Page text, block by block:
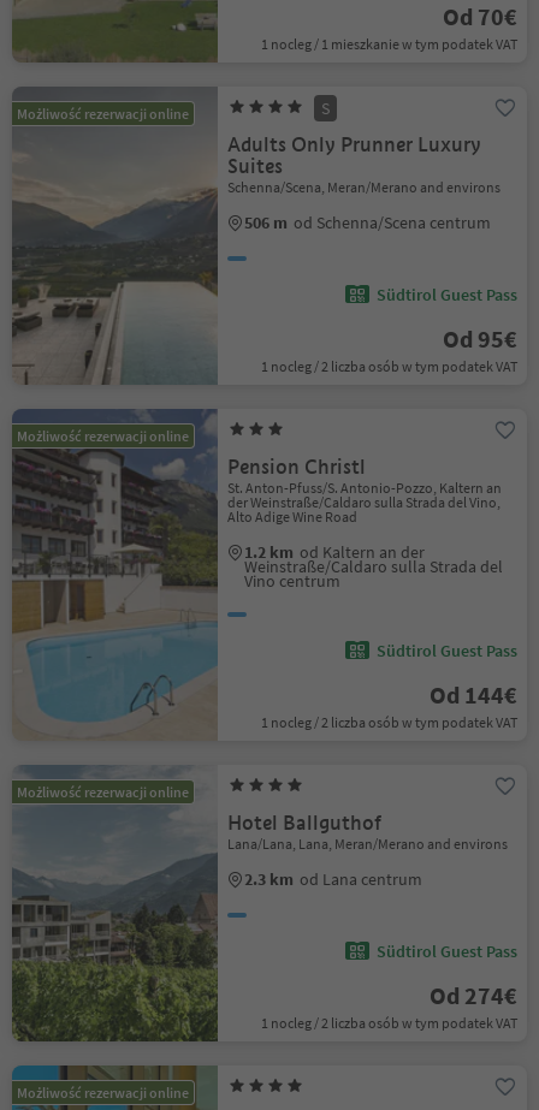
Od 70€
1 nocleg / 1 mieszkanie w tym podatek VAT
Możliwość rezerwacji online S
Adults Only Prunner Luxury
Suites
Schenna/Scena, Meran/Merano and environs
506 m od Schenna/Scena centrum
Südtirol Guest Pass
Od 95€
1 nocleg / 2 liczba osób w tym podatek VAT
Możliwość rezerwacji online
Pension Christl
St. Anton-Pfuss/S. Antonio-Pozzo, Kaltern an
der Weinstraße/Caldaro sulla Strada del Vino,
Alto Adige Wine Road
1.2 km od Kaltern an der
Weinstraße/Caldaro sulla Strada del
Vino centrum
Südtirol Guest Pass
Od 144€
1 nocleg / 2 liczba osób w tym podatek VAT
Możliwość rezerwacji online
Hotel Ballguthof
Lana/Lana, Lana, Meran/Merano and environs
2.3 km od Lana centrum
Südtirol Guest Pass
Od 274€
1 nocleg / 2 liczba osób w tym podatek VAT
Możliwość rezerwacji online